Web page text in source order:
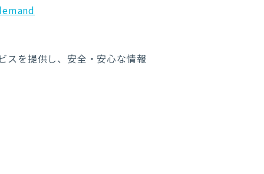
スを提供し、安全・安心な情報